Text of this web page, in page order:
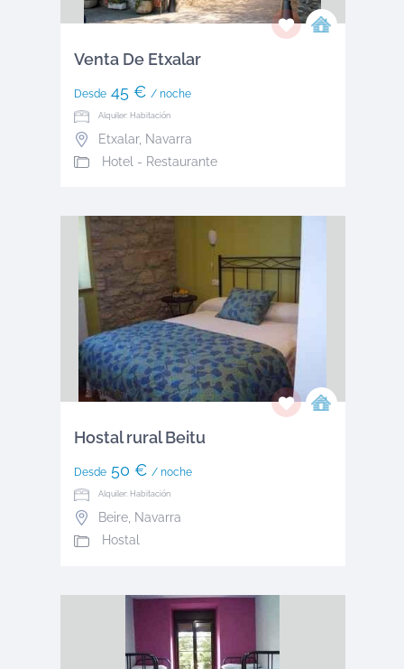
Venta De Etxalar
Desde45 € / noche
Alquiler: Habitación
Etxalar, Navarra
Hotel - Restaurante
Hostal rural Beitu
Desde50 € / noche
Alquiler: Habitación
Beire, Navarra
Hostal